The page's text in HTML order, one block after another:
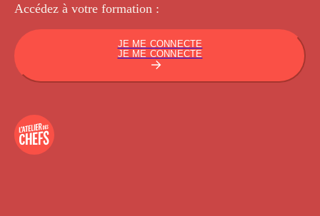
Accédez à votre formation :
JE ME CONNECTE
JE ME CONNECTE